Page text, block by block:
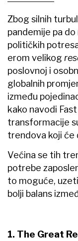
Zbog silnih
pandemije pa
političkih
erom velikog
poslovnoj i
globalnih
između
kako navodi
transformacije
trendova koji će
Većina se tih
potrebe
to moguće,
bolji balans
1. The Great